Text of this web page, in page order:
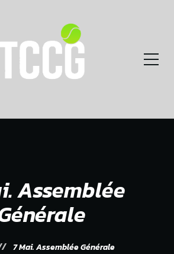
Assemblée
7 Mai. Assemblée Générale